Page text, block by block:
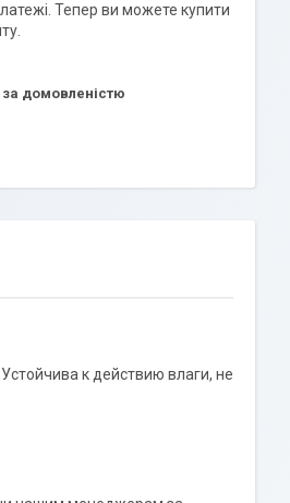
Тепер ви можете купити
за домовленістю
к действию влаги, не